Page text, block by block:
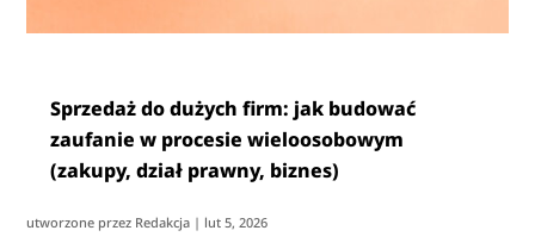
Sprzedaż do dużych firm: jak budować
zaufanie w procesie wieloosobowym
(zakupy, dział prawny, biznes)
utworzone przez Redakcja | lut 5, 2026